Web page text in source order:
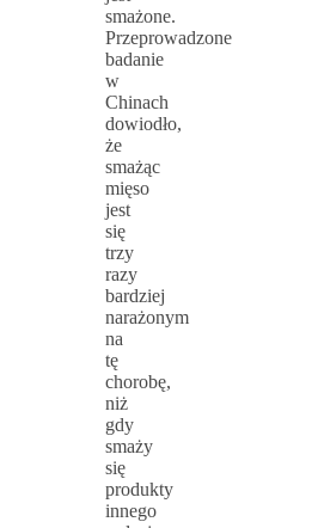
smażone.
Przeprowadzone
badanie
w
Chinach
dowiodło,
że
smażąc
mięso
jest
się
trzy
razy
bardziej
narażonym
na
tę
chorobę,
niż
gdy
smaży
się
produkty
innego